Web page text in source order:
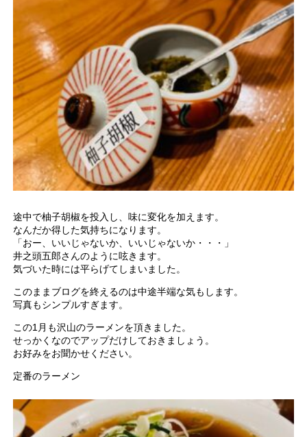
途中で柚子胡椒を投入し、味に変化を加えます。
なんだか得した気持ちになります。
「おー、いいじゃないか、いいじゃないか・・・」
井之頭五郎さんのように呟きます。
気づいた時には平らげてしまいました。
このままブログを終えるのは中途半端な気もします。
写真もシンプルすぎます。
この1月も沢山のラーメンを頂きました。
せっかくなのでアップだけしておきましょう。
お好みをお聞かせください。
定番のラーメン